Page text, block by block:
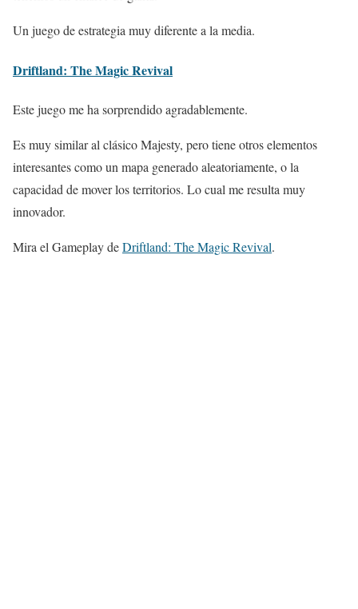
Un juego de estrategia muy diferente a la media.
Driftland: The Magic Revival
Este juego me ha sorprendido agradablemente.
Es muy similar al clásico Majesty, pero tiene otros elementos
interesantes como un mapa generado aleatoriamente, o la
capacidad de mover los territorios. Lo cual me resulta muy
innovador.
Mira el Gameplay deDriftland: The Magic Revival.